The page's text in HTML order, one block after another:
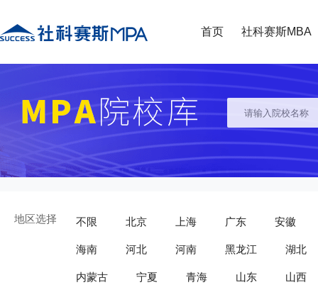
首页 社科赛斯MBA
地区选择 不限 北京 上海 广东 安徽
海南 河北 河南 黑龙江 湖北
内蒙古 宁夏 青海 山东 山西